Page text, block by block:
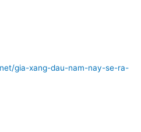
gia-xang-dau-nam-nay-se-ra-